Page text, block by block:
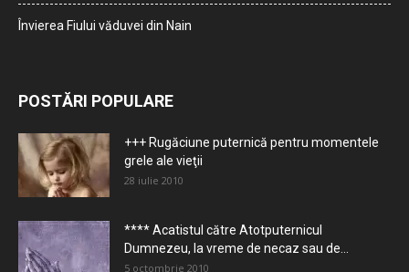
Învierea Fiului văduvei din Nain
POSTĂRI POPULARE
+++ Rugăciune puternică pentru momentele
grele ale vieţii
28 iulie 2010
**** Acatistul către Atotputernicul
Dumnezeu, la vreme de necaz sau de...
5 octombrie 2010